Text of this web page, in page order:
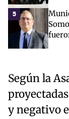
5
Según la
y negativo